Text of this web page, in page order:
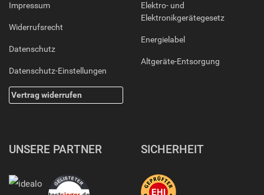
Impressum
Widerrufsrecht
Datenschutz
Datenschutz-Einstellungen
Vertrag widerrufen
Elektro- und
Elektronikgerätegesetz
Energielabel
Altgeräte-Entsorgung
UNSERE PARTNER SICHERHEIT